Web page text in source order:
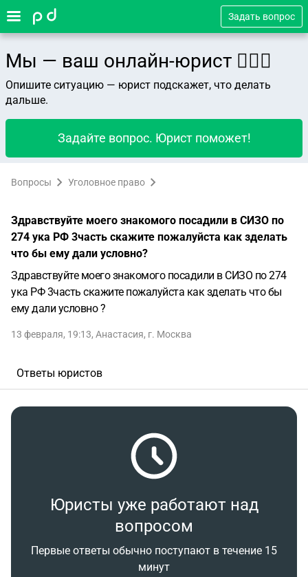
Задать вопрос
Мы — ваш онлайн-юрист 👨🏻‍⚖️
Опишите ситуацию — юрист подскажет, что делать
дальше.
Задайте вопрос. Юрист поможет!
Вопросы Уголовное право
Здравствуйте моего знакомого посадили в СИЗО по
274 ука РФ 3часть скажите пожалуйста как зделать
что бы ему дали условно?
Здравствуйте моего знакомого посадили в СИЗО по 274
ука РФ 3часть скажите пожалуйста как зделать что бы
ему дали условно ?
13 февраля, 19:13, Анастасия, г. Москва
Ответы юристов
Юристы уже работают над
вопросом
Первые ответы обычно поступают в течение 15
минут